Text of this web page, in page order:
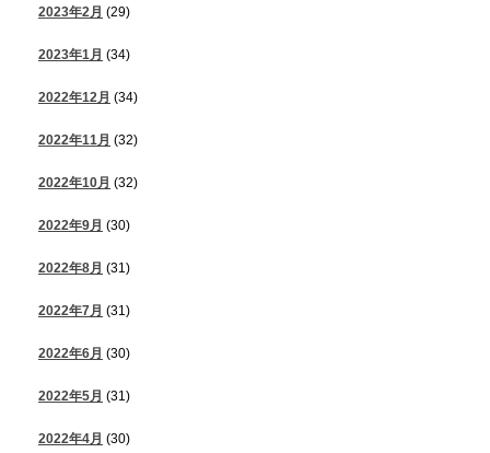
2023年2月 (29)
2023年1月 (34)
2022年12月 (34)
2022年11月 (32)
2022年10月 (32)
2022年9月 (30)
2022年8月 (31)
2022年7月 (31)
2022年6月 (30)
2022年5月 (31)
2022年4月 (30)